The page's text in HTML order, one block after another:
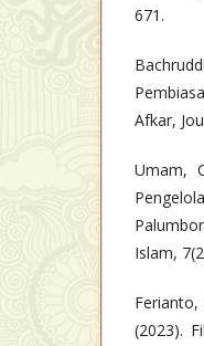
671.
Afkar,
Umam,
Islam,
(2023).